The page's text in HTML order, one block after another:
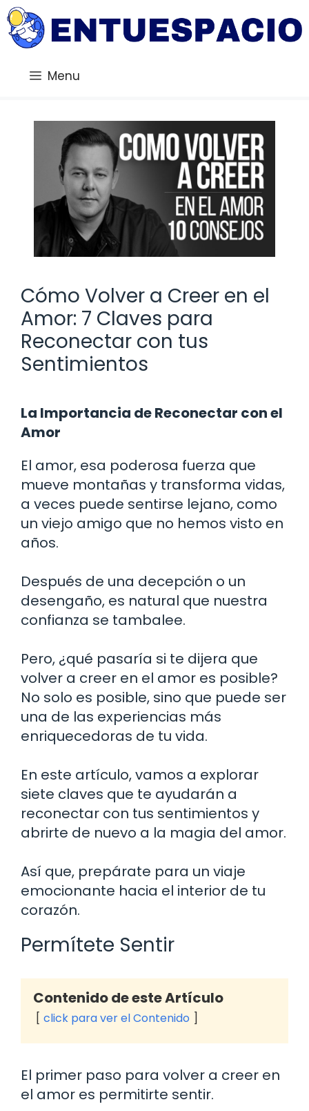
Saltar
al
contenido
Menu
Cómo Volver a Creer en el
Amor: 7 Claves para
Reconectar con tus
Sentimientos
La Importancia de Reconectar con el
Amor
El amor, esa poderosa fuerza que
mueve montañas y transforma vidas,
a veces puede sentirse lejano, como
un viejo amigo que no hemos visto en
años.
Después de una decepción o un
desengaño, es natural que nuestra
confianza se tambalee.
Pero, ¿qué pasaría si te dijera que
volver a creer en el amor es posible?
No solo es posible, sino que puede ser
una de las experiencias más
enriquecedoras de tu vida.
En este artículo, vamos a explorar
siete claves que te ayudarán a
reconectar con tus sentimientos y
abrirte de nuevo a la magia del amor.
Así que, prepárate para un viaje
emocionante hacia el interior de tu
corazón.
Permítete Sentir
Contenido de este Artículo
click para ver el Contenido
El primer paso para volver a creer en
el amor es permitirte sentir.